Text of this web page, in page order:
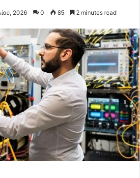
2026 0 85 2 minutes read